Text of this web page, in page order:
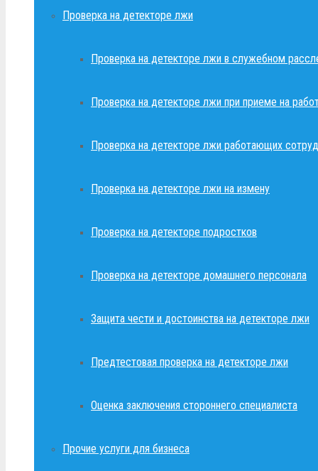
Проверка на детекторе лжи
Проверка на детекторе лжи в служебном
Проверка на детекторе лжи при приеме на
Проверка на детекторе лжи работающих
Проверка на детекторе лжи на измену
Проверка на детекторе подростков
Проверка на детекторе домашнего персонала
Защита чести и достоинства на детекторе лжи
Предтестовая проверка на детекторе лжи
Оценка заключения стороннего специалиста
Прочие услуги для бизнеса